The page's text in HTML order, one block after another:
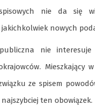
nie da się
nowych
nie
Mieszkający
ze spisem
ten obowiązek.